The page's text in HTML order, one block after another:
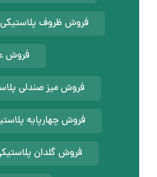
فروش ظروف پلاستیکی
فروش
فروش میز صندلی
فروش چهارپایه
فروش گلدان